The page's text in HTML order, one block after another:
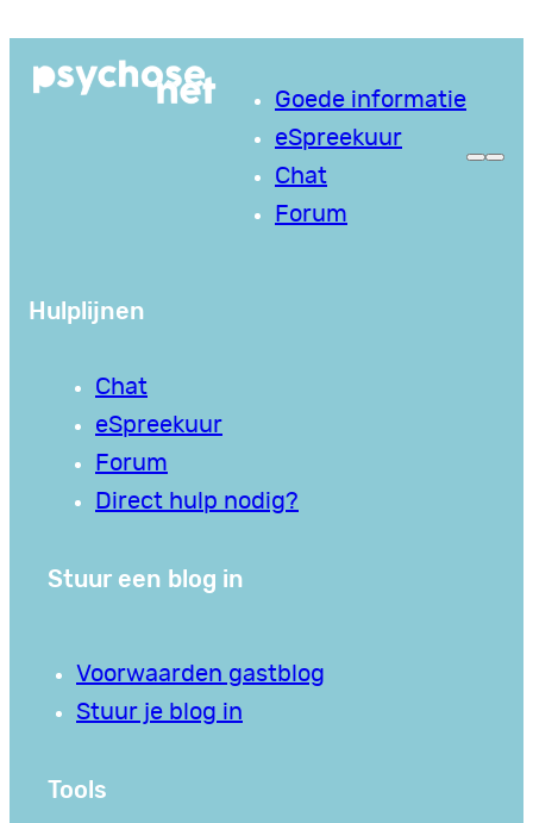
naar
Goede informatie
eSpreekuur
Chat
Forum
Hulplijnen
Chat
eSpreekuur
Forum
Direct hulp nodig?
Stuur een blog in
Voorwaarden gastblog
Stuur je blog in
Tools